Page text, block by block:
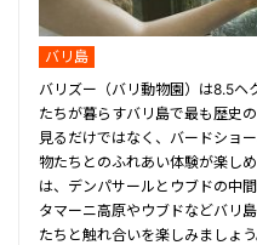
バリ島
バリズー（バリ動物園）は8.5
たちが暮らすバリ島で最も歴史
見るだけではなく、バードショ
物たちとのふれあい体験が楽し
は、デンパサールとウブドの中
タマーニ高原やウブドなどバリ
たちと触れ合いを楽しみましょう